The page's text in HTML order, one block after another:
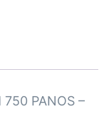
750 PANOS –